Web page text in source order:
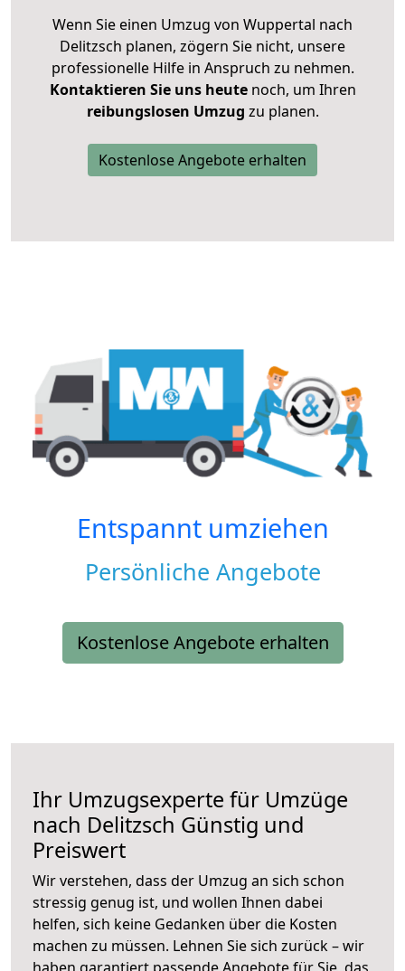
Wenn Sie einen Umzug von Wuppertal nach
Delitzsch planen, zögern Sie nicht, unsere
professionelle Hilfe in Anspruch zu nehmen.
Kontaktieren Sie uns heutenoch, um Ihren
reibungslosen Umzug zu planen.
Kostenlose Angebote erhalten
Entspannt umziehen
Persönliche Angebote
Kostenlose Angebote erhalten
Ihr Umzugsexperte für Umzüge
nach Delitzsch Günstig und
Preiswert
Wir verstehen, dass der Umzug an sich schon
stressig genug ist, und wollen Ihnen dabei
helfen, sich keine Gedanken über die Kosten
machen zu müssen. Lehnen Sie sich zurück – wir